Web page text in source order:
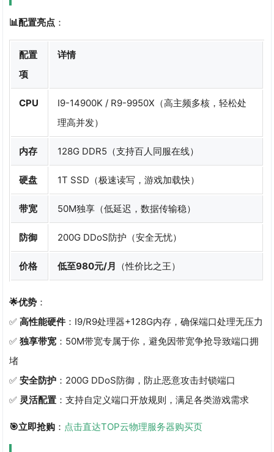
📊配置亮点 ：
配置
项
详情
CPU
I9-14900K / R9-9950X（高主频多核，轻松处
理高并发）
内存 128G DDR5（支持百人同服在线）
硬盘 1T SSD（极速读写，游戏加载快）
带宽 50M独享（低延迟，数据传输稳）
防御 200G DDoS防护（安全无忧）
价格 低至980元/月 （性价比之王）
🌟优势 ：
✅高性能硬件：I9/R9处理器+128G内存，确保端口处理无压力
✅独享带宽 ：50M带宽专属于你，避免因带宽争抢导致端口拥
堵
✅安全防护 ：200G DDoS防御，防止恶意攻击封锁端口
✅ 灵活配置 ：支持自定义端口开放规则，满足各类游戏需求
🎯立即抢购 ： 点击直达TOP云物理服务器购买页